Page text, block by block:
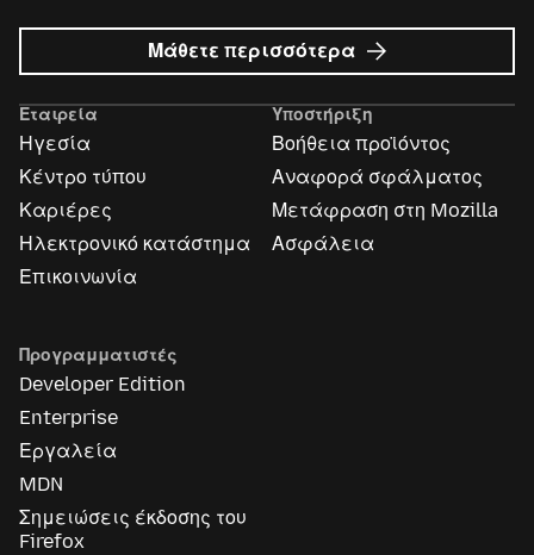
Μάθετε περισσότερα σχετικά
με
Mozilla
Εταιρεία
Ηγεσία
Κέντρο τύπου
Καριέρες
Ηλεκτρονικό κατάστημα
Επικοινωνία
Υποστήριξη
Βοήθεια προϊόντος
Αναφορά σφάλματος
Μετάφραση στη Mozilla
Ασφάλεια
Προγραμματιστές
Developer Edition
Enterprise
Εργαλεία
MDN
Σημειώσεις έκδοσης του
Firefox